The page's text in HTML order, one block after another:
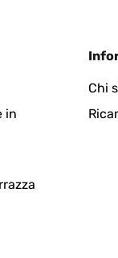
in
Chi